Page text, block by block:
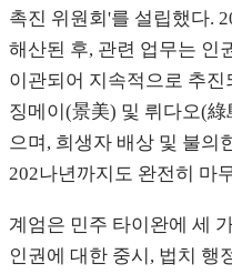
촉진 위원회'를 설립했다.
해산된 후, 관련 업무는 인
이관되어 지속적으로 추진
징메이(景美) 및 뤼다오(
으며, 희생자 배상 및 불의
202나년까지도 완전히 마
계엄은 민주 타이완에 세
인권에 대한 중시, 법치 행